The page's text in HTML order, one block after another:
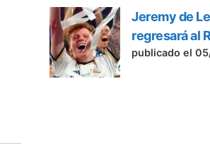
Jeremy de
regresará al
publicado el